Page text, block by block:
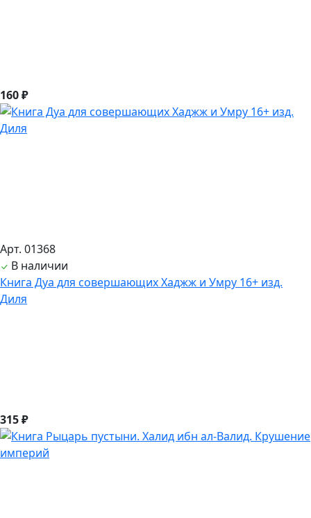
160 ₽
Арт. 01368
В наличии
Книга Дуа для совершающих Хаджж и Умру 16+ изд.
Диля
315 ₽